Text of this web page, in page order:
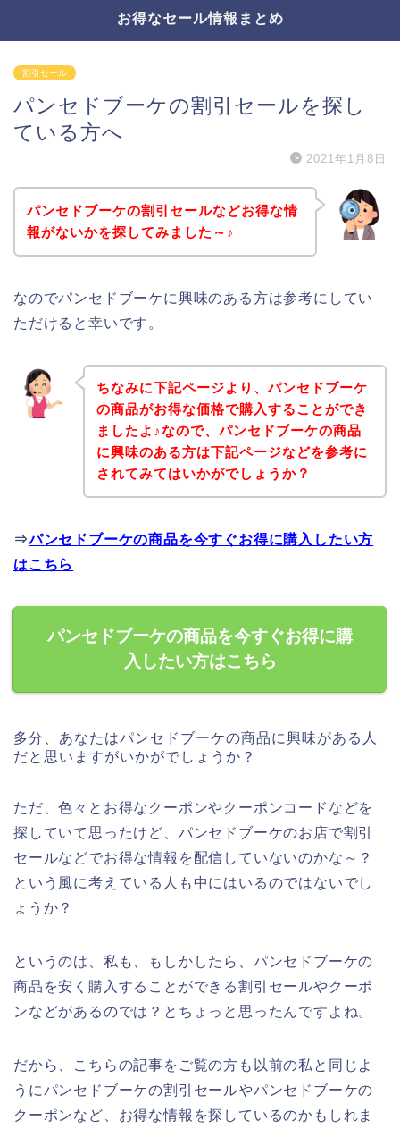
お得なセール情報まとめ
割引セール
パンセドブーケの割引セールを探し
ている方へ
2021年1月8日
パンセドブーケの割引セールなどお得な情
報がないかを探してみました～♪
なのでパンセドブーケに興味のある方は参考にしてい
ただけると幸いです。
ちなみに下記ページより、パンセドブーケ
の商品がお得な価格で購入することができ
ましたよ♪なので、パンセドブーケの商品
に興味のある方は下記ページなどを参考に
されてみてはいかがでしょうか？
⇒パンセドブーケの商品を今すぐお得に購入したい方
はこちら
パンセドブーケの商品を今すぐお得に購
入したい方はこちら
多分、あなたはパンセドブーケの商品に興味がある人
だと思いますがいかがでしょうか？
ただ、色々とお得なクーポンやクーポンコードなどを
探していて思ったけど、パンセドブーケのお店で割引
セールなどでお得な情報を配信していないのかな～？
という風に考えている人も中にはいるのではないでし
ょうか？
というのは、私も、もしかしたら、パンセドブーケの
商品を安く購入することができる割引セールやクーポ
ンなどがあるのでは？とちょっと思ったんですよね。
だから、こちらの記事をご覧の方も以前の私と同じよ
うにパンセドブーケの割引セールやパンセドブーケの
クーポンなど、お得な情報を探しているのかもしれま